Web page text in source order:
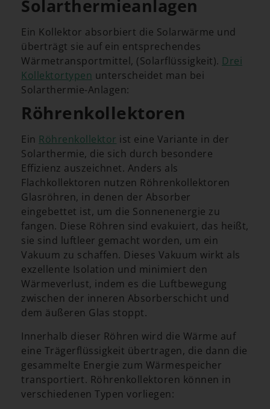
Solarthermieanlagen
Ein Kollektor absorbiert die Solarwärme und
überträgt sie auf ein entsprechendes
Wärmetransportmittel, (Solarflüssigkeit). Drei
Kollektortypen unterscheidet man bei
Solarthermie-Anlagen:
Röhrenkollektoren
Ein Röhrenkollektor ist eine Variante in der
Solarthermie, die sich durch besondere
Effizienz auszeichnet. Anders als
Flachkollektoren nutzen Röhrenkollektoren
Glasröhren, in denen der Absorber
eingebettet ist, um die Sonnenenergie zu
fangen. Diese Röhren sind evakuiert, das heißt,
sie sind luftleer gemacht worden, um ein
Vakuum zu schaffen. Dieses Vakuum wirkt als
exzellente Isolation und minimiert den
Wärmeverlust, indem es die Luftbewegung
zwischen der inneren Absorberschicht und
dem äußeren Glas stoppt.
Innerhalb dieser Röhren wird die Wärme auf
eine Trägerflüssigkeit übertragen, die dann die
gesammelte Energie zum Wärmespeicher
transportiert. Röhrenkollektoren können in
verschiedenen Typen vorliegen: